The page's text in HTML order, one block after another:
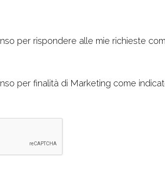
per rispondere alle mie richieste
per finalità di Marketing come